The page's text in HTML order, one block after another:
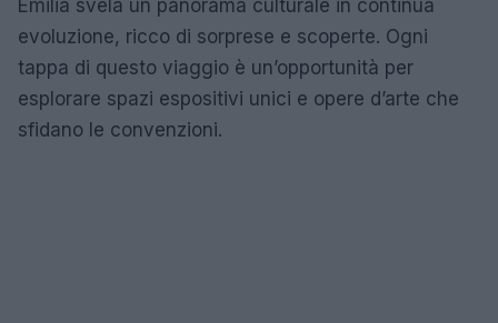
Emilia svela un panorama culturale in continua
evoluzione, ricco di sorprese e scoperte. Ogni
tappa di questo viaggio è un’opportunità per
esplorare spazi espositivi unici e opere d’arte che
sfidano le convenzioni.